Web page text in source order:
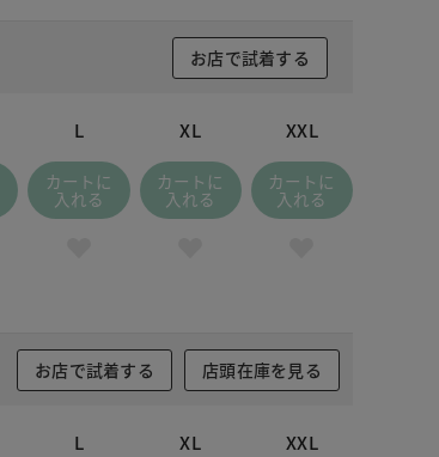
お店で試着する
L
カートに
入れる
XL
カートに
入れる
XXL
カートに
入れる
お店で試着する 店頭在庫を見る
L XL XXL